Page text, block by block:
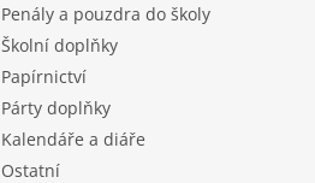
Penály a pouzdra do školy
Školní doplňky
Papírnictví
Párty doplňky
Kalendáře a diáře
Ostatní